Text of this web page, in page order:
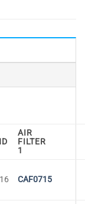
AIR
FILTER
1
CAF0715